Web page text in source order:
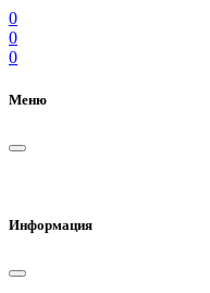
0
0
0
Меню
Информация